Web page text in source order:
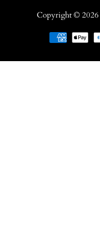
Copyright © 2026
Moyens